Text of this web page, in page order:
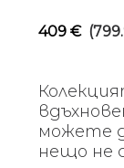
409 €
можете
нещо не